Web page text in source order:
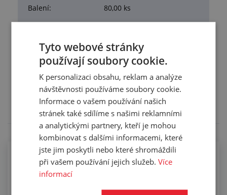
Balení: 80,00 ks
Služby
Tento výrobek pro vás upravíme na míru. Konkrétní
specifikaci budete moci upřesnit v poznámce u
Osazování hydraulických hadic
Tyto webové stránky
používají soubory cookie.
K personalizaci obsahu, reklam a analýze
návštěvnosti používáme soubory cookie.
Informace o vašem používání našich
stránek také sdílíme s našimi reklamními
a analytickými partnery, kteří je mohou
kombinovat s dalšími informacemi, které
jste jim poskytli nebo které shromáždili
při vašem používání jejich služeb.Více
informací